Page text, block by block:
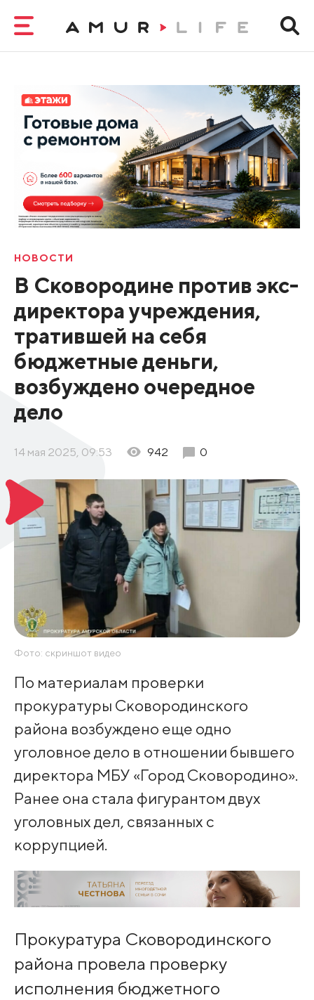
НОВОСТИ
В Сковородине против экс-
директора учреждения,
тратившей на себя
бюджетные деньги,
возбуждено очередное
дело
14 мая 2025, 09:53 942 0
Фото: скриншот видео
По материалам проверки
прокуратуры Сковородинского
района возбуждено еще одно
уголовное дело в отношении бывшего
директора МБУ «Город Сковородино».
Ранее она стала фигурантом двух
уголовных дел, связанных с
коррупцией.
Прокуратура Сковородинского
района провела проверку
исполнения бюджетного